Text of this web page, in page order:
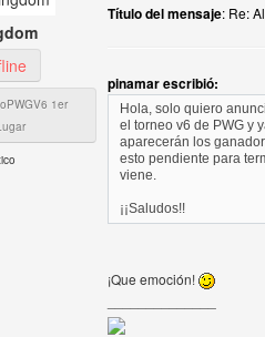
Ver perfil del usuario
1er
Título del mensaje: Re:
pinamar escribió:
Hola, solo quiero
el torneo v6 de PWG y
aparecerán los
esto pendiente para
viene.
¡¡Saludos!!
¡Que emoción!